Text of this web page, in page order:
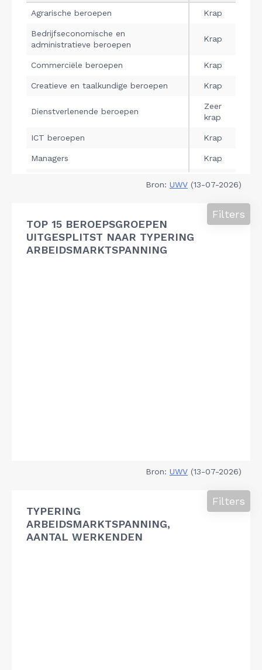
Bron: UWV (13-07-2026)
TOP 15 BEROEPSGROEPEN
UITGESPLITST NAAR TYPERING
ARBEIDSMARKTSPANNING
Filters
Bron: UWV (13-07-2026)
TYPERING
ARBEIDSMARKTSPANNING,
AANTAL WERKENDEN
Filters